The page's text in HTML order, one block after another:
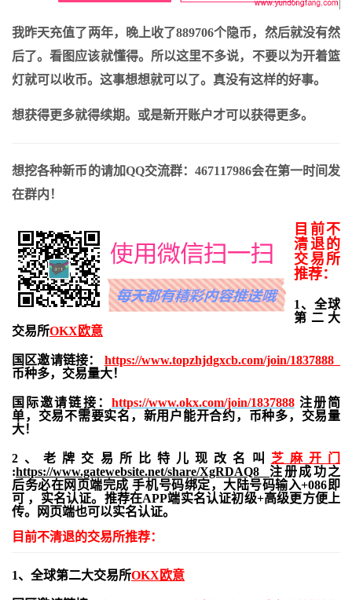
我昨天充值了两年，晚上收了889706个隐币，然后就没有然
后了。看图应该就懂得。所以这里不多说，不要以为开着篮
灯就可以收币。这事想想就可以了。真没有这样的好事。
想获得更多就得续期。或是新开账户才可以获得更多。
想挖各种新币的请加QQ交流群：467117986会在第一时间发
在群内！
目前不
清退的
交易所
推荐：
1、全球
第二大
交易所OKX欧意
国区邀请链接： https://www.topzhjdgxcb.com/join/1837888
币种多，交易量大！
国际邀请链接： https://www.okx.com/join/1837888注册简
单，交易不需要实名，新用户能开合约， 币种多，交易量
大！
2、老牌交易所比特儿现改名叫 芝麻开门
:https://www.gatewebsite.net/share/XgRDAQ8 注册成功之
后务必在网页端完成 手机号码绑定，大陆号码输入+086即
可 ，实名认证。推荐在APP端实名认证初级+高级更方便上
传。网页端也可以实名认证。
目前不清退的交易所推荐：
1、全球第二大交易所OKX欧意